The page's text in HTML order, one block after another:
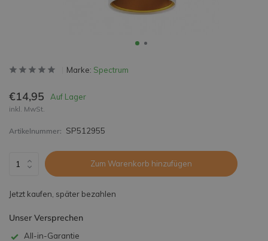
Marke: Spectrum
€14,95 Auf Lager
inkl. MwSt.
Artikelnummer: SP512955
Zum Warenkorb hinzufügen
Jetzt kaufen, später bezahlen
Unser Versprechen
All-in-Garantie